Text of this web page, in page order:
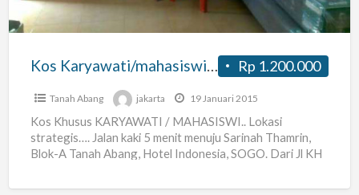
Abang
Jakpus
Rp 1.200.000
Tanah Abang jakarta 19 Januari 2015
Kos Khusus KARYAWATI / MAHASISWI.. Lokasi
strategis…. Jalan kaki 5 menit menuju Sarinah Thamrin,
Blok-A Tanah Abang, Hotel Indonesia, SOGO. Dari Jl KH